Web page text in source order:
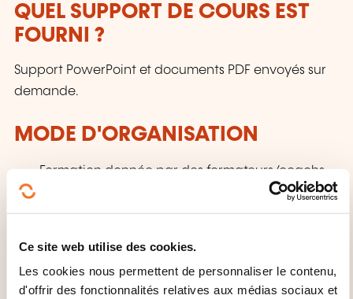
Ce site web utilise des cookies.
Les cookies nous permettent de personnaliser le contenu,
d'offrir des fonctionnalités relatives aux médias sociaux et
QUEL SUPPORT DE COURS EST
FOURNI ?
Support PowerPoint et documents PDF envoyés sur
demande.
MODE D'ORGANISATION
Formation donnée par des formateurs/coachs
jus de fruit et collations pour les pauses inclus
QUELLES INFORMATIONS